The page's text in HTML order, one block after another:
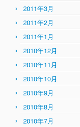
2011年3月
2011年2月
2011年1月
2010年12月
2010年11月
2010年10月
2010年9月
2010年8月
2010年7月